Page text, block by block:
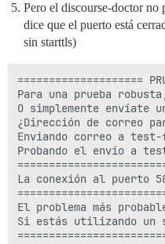
W/
ZwB1AK33vvp8/
nBNawCpH/
17jAlGb8/
AEYwRAIgaLYUtDrQms9/
Pero el discourse-doctor no
dice que el puerto está
sin starttls)
====================
Para una prueba
O simplemente envíate
¿Dirección de correo
Enviando correo a
Probando el envío a
La conexión al puerto
El problema más
Si estás utilizando un